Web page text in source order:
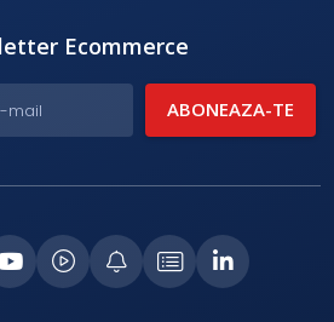
Ecommerce